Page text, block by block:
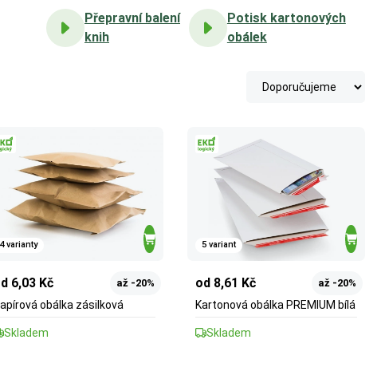
Přepravní balení
knih
Potisk kartonových
obálek
4 varianty
6,03 Kč až -20%
obálka zásilková
Skladem
5 variant
od 8,61 Kč až -20%
Kartonová obálka PREMIUM bílá
Skladem